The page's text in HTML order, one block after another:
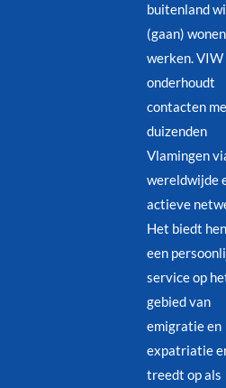
buitenland
(gaan)
werken. VIW
onderhoudt
contacten
duizenden
Vlamingen
wereldwijde
actieve
Het biedt
een
service op
gebied van
emigratie en
expatriatie
treedt op als